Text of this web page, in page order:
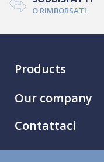
O RIMBORSATI
Products
Our company
Contattaci